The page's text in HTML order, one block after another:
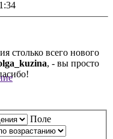
столько всего нового
, - вы просто
Поле